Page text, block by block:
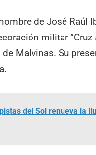
de José Raúl
militar
Malvinas. Su
del Sol renueva la